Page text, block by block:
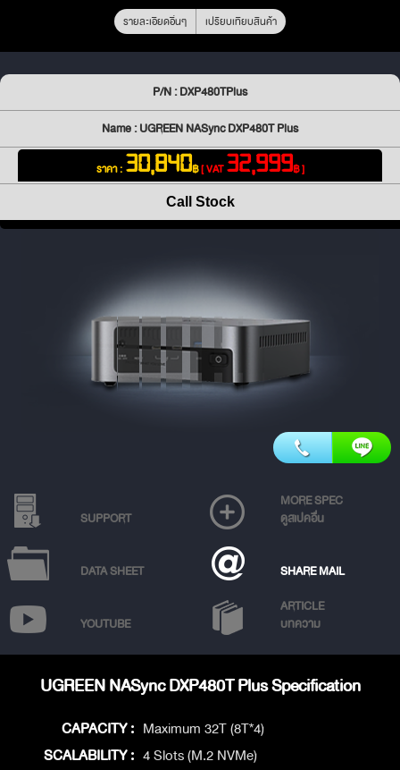
รายละเอียดอื่นๆ เปรียบเทียบสินค้า
P/N : DXP480TPlus
Name : UGREEN NASync DXP480T Plus
ราคา : 30,840฿[ VAT32,999฿ ]
Call Stock
SUPPORT
MORE SPEC
ดูสเปคอื่น
DATA SHEET SHARE MAIL
YOUTUBE
ARTICLE
บทความ
UGREEN NASync DXP480T Plus Specification
CAPACITY : Maximum 32T (8T*4)
SCALABILITY : 4 Slots (M.2 NVMe)